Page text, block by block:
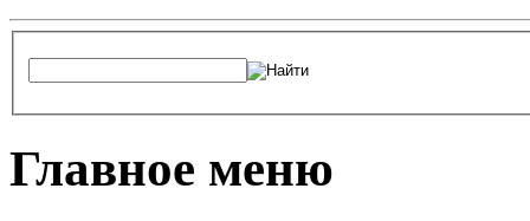
Главное меню